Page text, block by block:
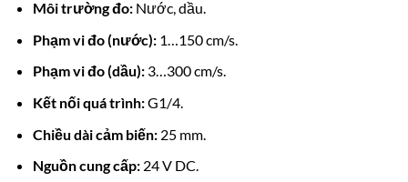
Môi trường đo:Nước, dầu.
Phạm vi đo (nước):1…150 cm/s.
Phạm vi đo (dầu):3…300 cm/s.
Kết nối quá trình:G1/4.
Chiều dài cảm biến:25 mm.
Nguồn cung cấp:24 V DC.